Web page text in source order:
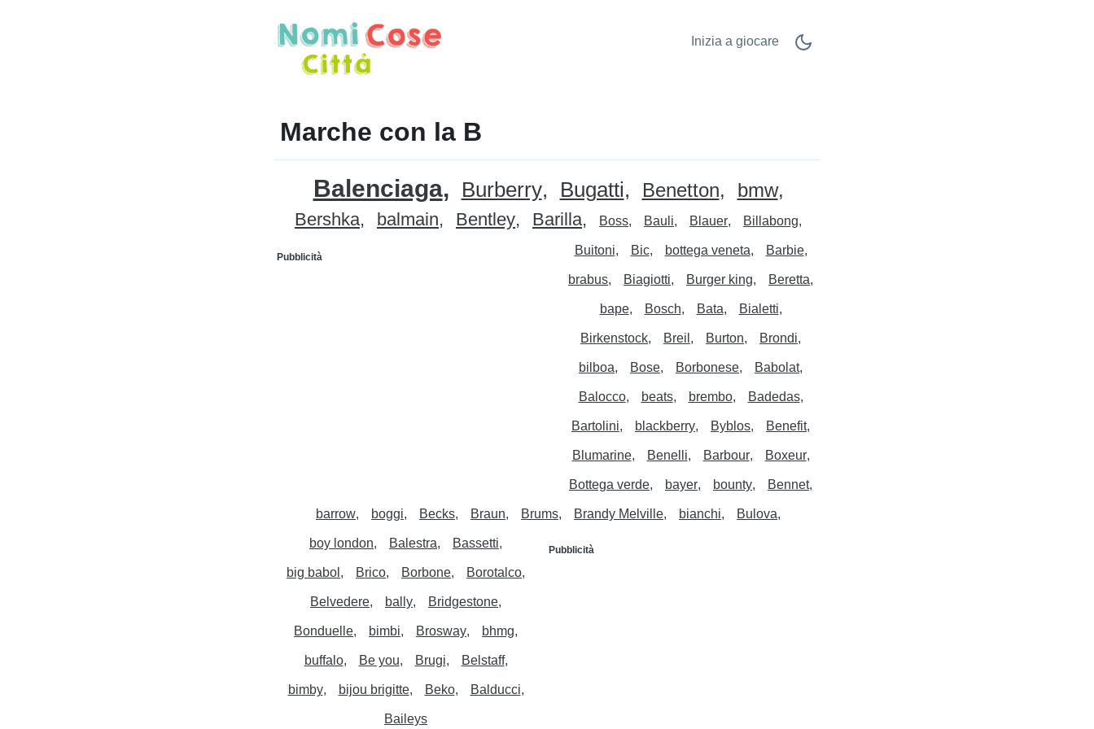
Inizia a giocare
Marche con la B
Balenciaga Burberry Bugatti Benetton bmw
Bershka balmain Bentley Barilla Boss Bauli Blauer Billabong
Buitoni Bic
Pubblicità bottega veneta Barbie
brabus Biagiotti Burger king Beretta
bape Bosch Bata Bialetti
Birkenstock Breil Burton Brondi
bilboa Bose Borbonese Babolat
Balocco beats brembo Badedas
Bartolini blackberry Byblos Benefit
Blumarine Benelli Barbour Boxeur
Bottega verde bayer bounty Bennet
barrow boggi Becks Braun Brums Brandy Melville bianchi Bulova
boy london Balestra Bassetti Pubblicità
big babol Brico Borbone Borotalco
Belvedere bally Bridgestone
Bonduelle bimbi Brosway bhmg
buffalo Be you Brugi Belstaff
bimby bijou brigitte Beko Balducci
Baileys